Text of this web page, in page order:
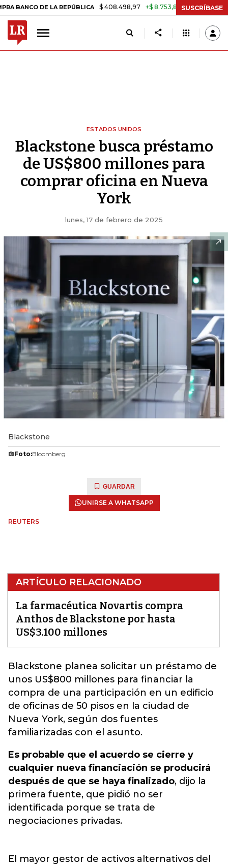
DE LA REPÚBLICA $ 408.498,97 +$ 8.753,81 +2,19% TASA DE
SUSCRÍBASE
ESTADOS UNIDOS
Blackstone busca préstamo
de US$800 millones para
comprar oficina en Nueva
York
lunes, 17 de febrero de 2025
Blackstone
Foto:Bloomberg
GUARDAR
UNIRSE A WHATSAPP
REUTERS
ARTÍCULO RELACIONADO
La farmacéutica Novartis compra
Anthos de Blackstone por hasta
US$3.100 millones
Blackstone planea solicitar un préstamo de
unos US$800 millones para financiar la
compra de una participación en un edificio
de oficinas de 50 pisos en la ciudad de
Nueva York, según dos fuentes
familiarizadas con el asunto.
Es probable que el acuerdo se cierre y
cualquier nueva financiación se producirá
después de que se haya finalizado, dijo la
primera fuente, que pidió no ser
identificada porque se trata de
negociaciones privadas.
El mayor gestor de activos alternativos del